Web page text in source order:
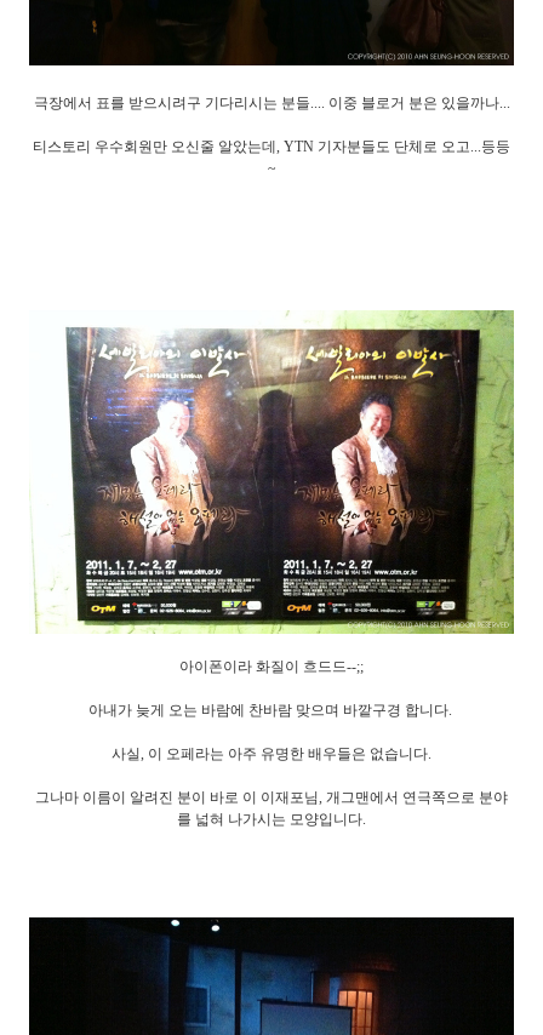
극장에서 표를 받으시려구 기다리시는 분들.... 이중 블로거 분은 있을까나...
티스토리 우수회원만 오신줄 알았는데, YTN 기자분들도 단체로 오고...등등
~
아이폰이라 화질이 흐드드--;;
아내가 늦게 오는 바람에 찬바람 맞으며 바깥구경 합니다.
사실, 이 오페라는 아주 유명한 배우들은 없습니다.
그나마 이름이 알려진 분이 바로 이 이재포님, 개그맨에서 연극쪽으로 분야
를 넓혀 나가시는 모양입니다.